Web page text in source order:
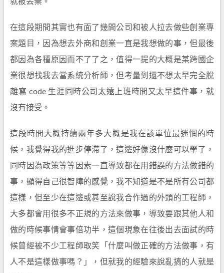
在這段期間其實也有面了幾間公司和被人拉去做些創業專
案題目，因為想去外商和創業一直是我想做的事，但最後
都因為各種原因而不了了之，值得一提的大概是某跨國企
業很想找我去當系統分析師，但考量到還不想太早完全脫
離寫 code 生涯同時公司太遠上班時間又太早這件事，就
沒有接受。
這段時間大概持續兩年多大概是我在該單位最迷惘的時
候，我覺得我的進步停滯了，這邊好像沒什麼可以學了，
同時因為政策等等因素一直導致都在用錯誤的方法做錯的
事，顯得自己很智障的感覺，我不知道是不是所有公司都
這樣，但至少在這邊或甚至說我合作過的外頭的工程師，
大多都會用很多不正規的方法來做事，導致要跟其他人和
做的時候事情會事倍功半，這個現象在往後出去面試的時
候曾經被不少工程師取笑「什麼叫做正確的方法做事，有
人不是這樣做事嗎？」，但就我的經驗來說亂搞的人就是